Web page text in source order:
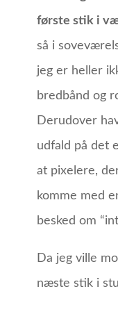
første stik i
så i
jeg er heller
bredbånd og
Derudover
udfald på det
at pixelere,
komme med
besked om
Da jeg ville
næste stik i